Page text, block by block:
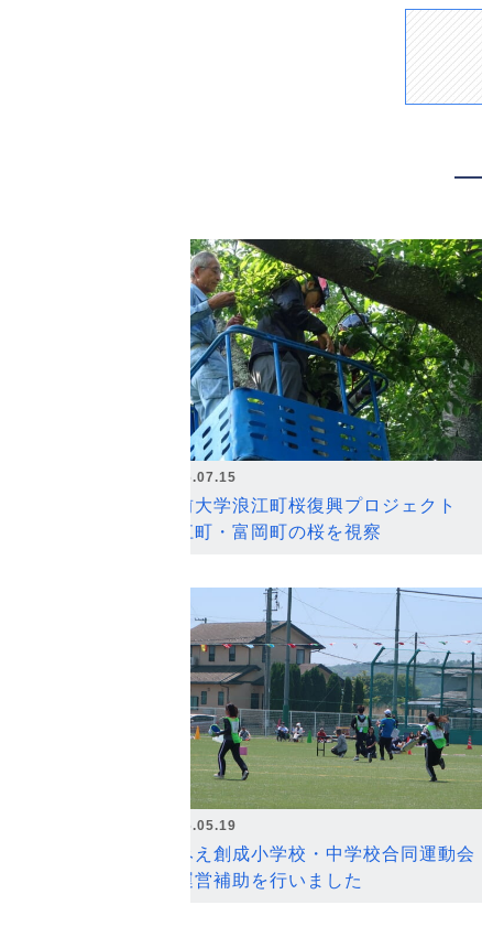
2026.07.15
弘前大学浪江町桜復興プロジェクト
浪江町・富岡町の桜を視察
2026.05.19
なみえ創成小学校・中学校合同運動会
の運営補助を行いました